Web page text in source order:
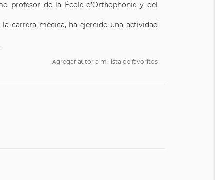
profesor de la École d’Orthophonie y del
carrera médica, ha ejercido una actividad
Agregar autor a mi lista de favoritos